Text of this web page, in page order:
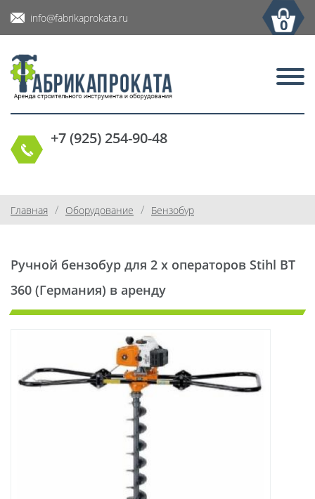
info@fabrikaprokata.ru 0
+7 (925) 254-90-48
Главная / Оборудование / Бензобур
Ручной бензобур для 2 х операторов Stihl BT
360 (Германия) в аренду